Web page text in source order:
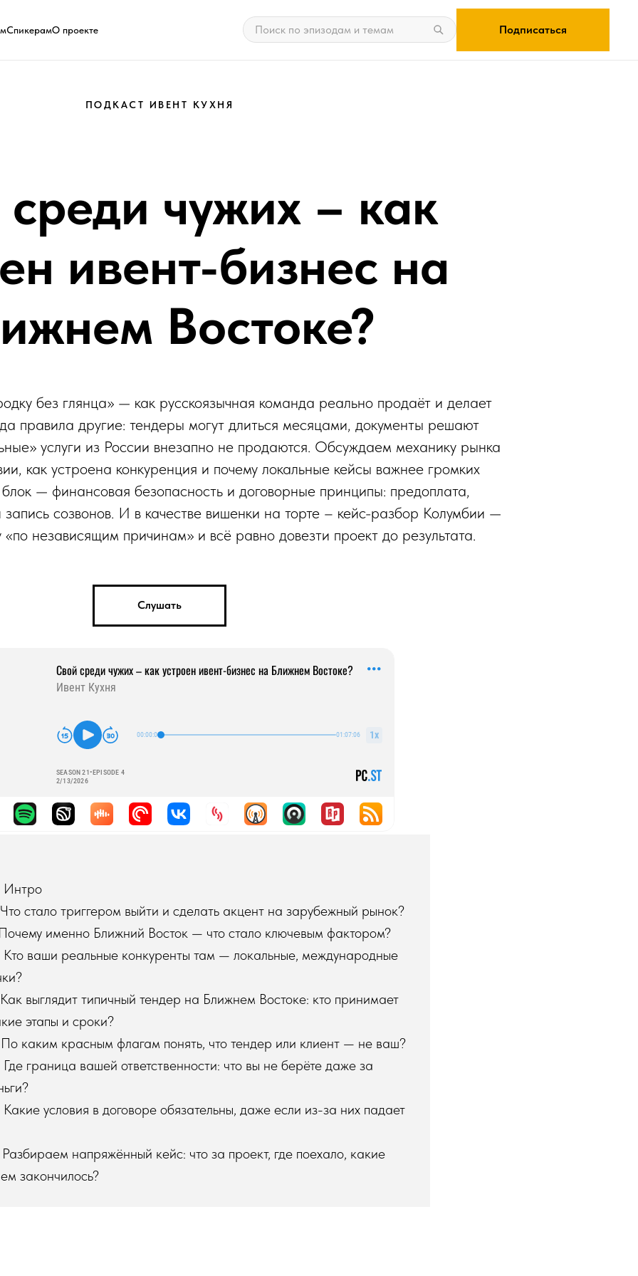
СпикерамО проекте Подписаться
ПОДКАСТ ИВЕНТ КУХНЯ
чужих – как
ивент-бизнес на
Востоке?
без глянца» — как русскоязычная команда реально продаёт и делает
правила другие: тендеры могут длиться месяцами, документы решают
услуги из России внезапно не продаются. Обсуждаем механику рынка
как устроена конкуренция и почему локальные кейсы важнее громких
— финансовая безопасность и договорные принципы: предоплата,
созвонов. И в качестве вишенки на торте – кейс-разбор Колумбии —
«по независящим причинам» и всё равно довезти проект до результата.
Слушать
стало триггером выйти и сделать акцент на зарубежный рынок?
именно Ближний Восток — что стало ключевым фактором?
ваши реальные конкуренты там — локальные, международные
выглядит типичный тендер на Ближнем Востоке: кто принимает
этапы и сроки?
каким красным флагам понять, что тендер или клиент — не ваш?
граница вашей ответственности: что вы не берёте даже за
условия в договоре обязательны, даже если из-за них падает
напряжённый кейс: что за проект, где поехало, какие
закончилось?